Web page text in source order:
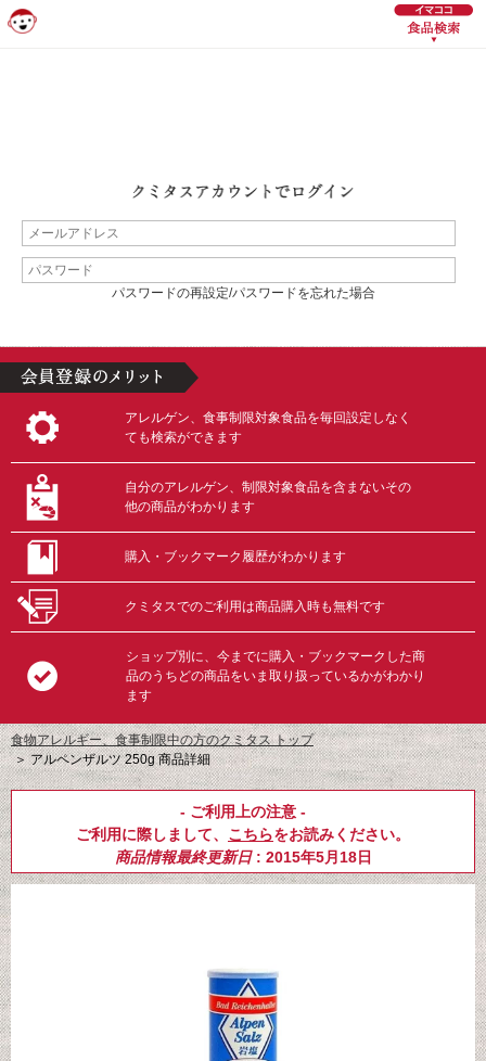
パスワードの再設定/パスワードを忘れた場合
アレルゲン、食事制限対象食品を毎回設定しなく
ても検索ができます
自分のアレルゲン、制限対象食品を含まないその
他の商品がわかります
購入・ブックマーク履歴がわかります
クミタスでのご利用は商品購入時も無料です
ショップ別に、今までに購入・ブックマークした商
品のうちどの商品をいま取り扱っているかがわかり
ます
食物アレルギー、食事制限中の方のクミタス トップ
＞アルペンザルツ 250g 商品詳細
- ご利用上の注意 -
ご利用に際しまして、 こちらをお読みください。
商品情報最終更新日: 2015年5月18日